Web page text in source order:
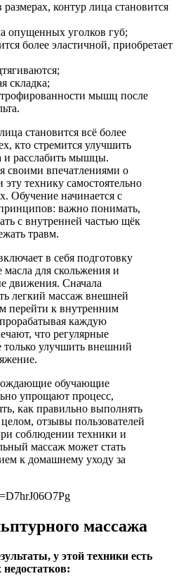
контур лица становится
опущенных уголков губ;
более эластичной, приобретает
складка;
мышц после
становится всё более
кто стремится улучшить
и расслабить мышцы.
своими впечатлениями о
технику самостоятельно
Обучение начинается с
важно понимать,
с внутренней частью щёк
травм.
в себя подготовку
для скольжения и
движения. Сначала
легкий массаж внешней
перейти к внутренним
каждую
что регулярные
только улучшить внешний
обучающие
упрощают процесс,
как правильно выполнять
отзывы пользователей
соблюдении техники и
массаж может стать
к домашнему уходу за
массажа
у этой техники есть